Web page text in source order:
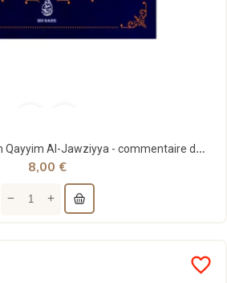
La voie du bonheur - ibn Qayyim Al-Jawziyya - commentaire de Muhammad Amân Ibn 'Ali Al-Jâmi -...
8,00 €
favorite_border